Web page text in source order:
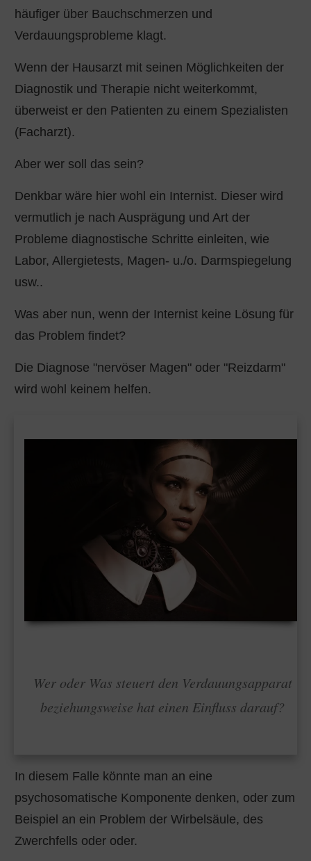
häufiger über Bauchschmerzen und
Verdauungsprobleme klagt.
Wenn der Hausarzt mit seinen Möglichkeiten der
Diagnostik und Therapie nicht weiterkommt,
überweist er den Patienten zu einem Spezialisten
(Facharzt).
Aber wer soll das sein?
Denkbar wäre hier wohl ein Internist. Dieser wird
vermutlich je nach Ausprägung und Art der
Probleme diagnostische Schritte einleiten, wie
Labor, Allergietests, Magen- u./o. Darmspiegelung
usw..
Was aber nun, wenn der Internist keine Lösung für
das Problem findet?
Die Diagnose "nervöser Magen" oder "Reizdarm"
wird wohl keinem helfen.
Wer oder Was steuert den Verdauungsapparat
beziehungsweise hat einen Einfluss darauf?
In diesem Falle könnte man an eine
psychosomatische Komponente denken, oder zum
Beispiel an ein Problem der Wirbelsäule, des
Zwerchfells oder oder.